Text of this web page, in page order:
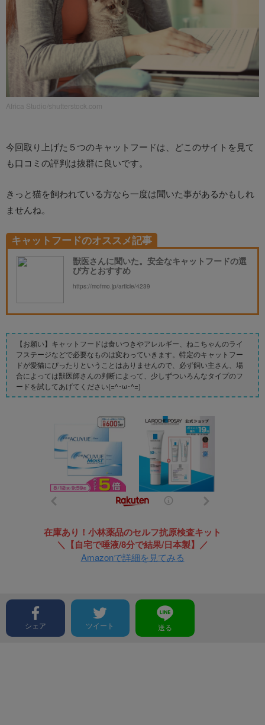
Africa Studio/shutterstock.com
今回取り上げた５つのキャットフードは、どこのサイトを見て
も口コミの評判は抜群に良いです。
きっと猫を飼われている方なら一度は聞いた事があるかもしれ
ませんね。
キャットフードのオススメ記事
獣医さんに聞いた。安全なキャットフードの選
び方とおすすめ
https://mofmo.jp/article/4239
【お願い】キャットフードは食いつきやアレルギー、ねこちゃんのライ
フステージなどで必要なものは変わっていきます。特定のキャットフー
ドが愛猫にぴったりということはありませんので、必ず飼い主さん、場
合によっては獣医師さんの判断によって、少しずついろんなタイプのフ
ードを試してあげてください(=^･ω･^=)
在庫あり！小林薬品のセルフ抗原検査キット
＼【自宅で唾液/8分で結果/日本製】／
Amazonで詳細を見てみる
シェア ツイート 送る